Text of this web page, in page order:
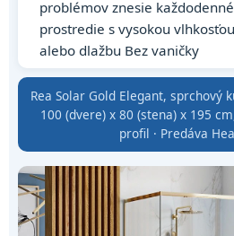
problémov znesie
prostredie s vysokou
alebo dlažbu Bez vaničky
Rea Solar Gold Elegant, sprchový
100 (dvere) x 80 (stena) x 195
profil · Predáva